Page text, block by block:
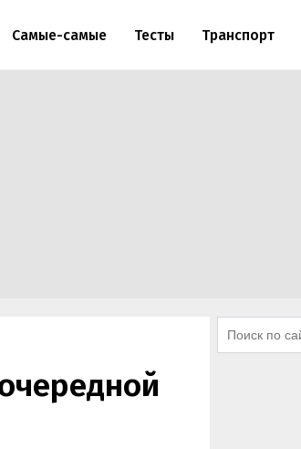
Самые-самые Тесты Транспорт